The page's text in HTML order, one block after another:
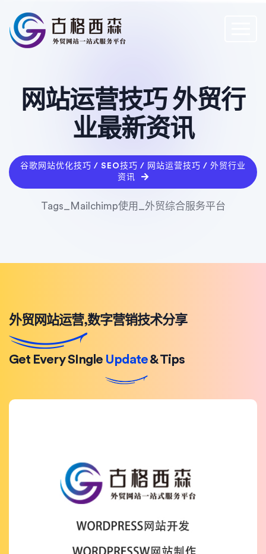
网站运营技巧 外贸行
业最新资讯
谷歌网站优化技巧 / SEO技巧 / 网站运营技巧 / 外贸行业
资讯
Tags_Mailchimp使用_外贸综合服务平台
外贸网站运营,数字营销技术分享
Get Every SIngle Update& Tips